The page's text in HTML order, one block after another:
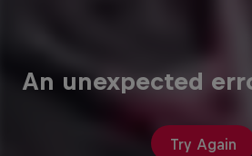
An unexpected
Try Again